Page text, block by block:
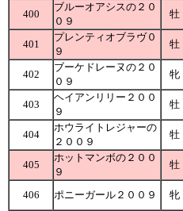
400
ブルーオアシスの２０
０９
牡
401
プレンティオブラヴ０
９
牡
402
ブーケドレーヌの２０
０９
牝
403
ヘイアンリリー２００
９
牡
404
ホウライトレジャーの
２００９
牡
405
ホットマンボの２００
９
牡
406 ポニーガール２００９ 牝